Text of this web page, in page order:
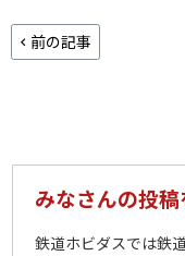
前の記事
みなさんの投
鉄道ホビダスでは鉄